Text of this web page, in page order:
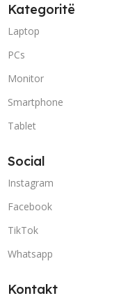
Kategoritë
Laptop
PCs
Monitor
Smartphone
Tablet
Social
Instagram
Facebook
TikTok
Whatsapp
Kontakt